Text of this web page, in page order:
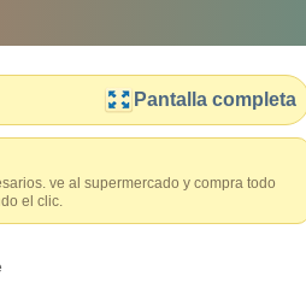
Pantalla completa
ve al supermercado y compra todo
el clic.